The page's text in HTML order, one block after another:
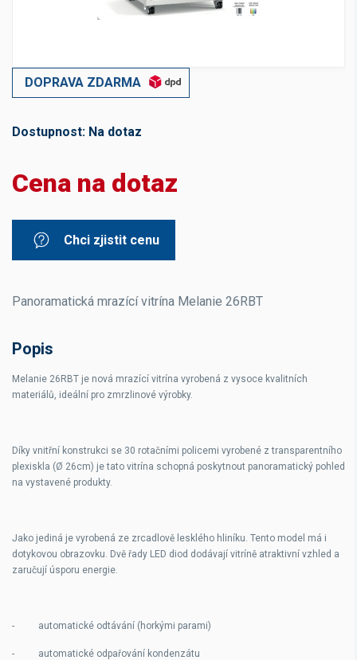
DOPRAVA ZDARMA
Dostupnost: Na dotaz
Cena na dotaz
Chci zjistit cenu
Panoramatická mrazící vitrína Melanie 26RBT
Popis
Melanie 26RBT je nová mrazící vitrína vyrobená z vysoce kvalitních
materiálů, ideální pro zmrzlinové výrobky.
Díky vnitřní konstrukci se 30 rotačními policemi vyrobené z transparentního
plexiskla (Ø 26cm) je tato vitrína schopná poskytnout panoramatický pohled
na vystavené produkty.
Jako jediná je vyrobená ze zrcadlově lesklého hliníku. Tento model má i
dotykovou obrazovku. Dvě řady LED diod dodávají vitríně atraktivní vzhled a
zaručují úsporu energie.
- automatické odtávání (horkými parami)
- automatické odpařování kondenzátu